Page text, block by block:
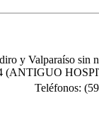
y Valparaíso sin
(ANTIGUO
Teléfonos: